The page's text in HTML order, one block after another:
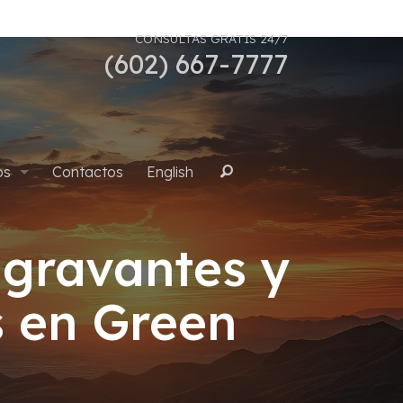
CONSULTAS GRATIS 24/7
(602) 667-7777
Contactos English Buscar
y
Green